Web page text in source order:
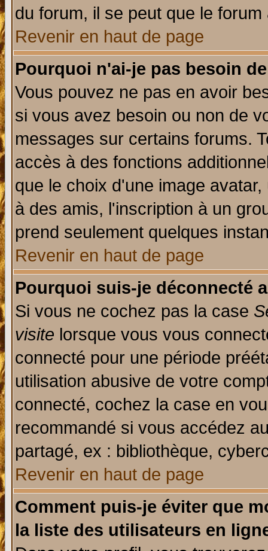
du forum, il se peut que le
Revenir en haut de page
Pourquoi n'ai-je pas besoin
Vous pouvez ne pas en avoir
si vous avez besoin ou non de
messages sur certains forums.
accès à des fonctions
que le choix d'une image
à des amis, l'inscription à un
prend seulement quelques
Revenir en haut de page
Pourquoi suis-je déconnecté
Si vous ne cochez pas la case
visite lorsque vous vous
connecté pour une période
utilisation abusive de votre
connecté, cochez la case en
recommandé si vous accédez
partagé, ex : bibliothèque,
Revenir en haut de page
Comment puis-je éviter que
la liste des utilisateurs en